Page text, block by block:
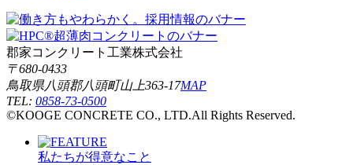
郡家コンクリート工業株式会社
〒680-0433
鳥取県八頭郡八頭町山上363-17MAP
TEL: 0858-73-0500
©KOOGE CONCRETE CO., LTD.All Rights Reserved.
私たちが得意なこと